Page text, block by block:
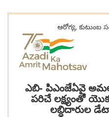
ఆరోగ్య, కుటుంబ
ఎబి- పిఎంజేఏవై
పరిచే లక్ష్యంతో
లబ్ధిదారుల